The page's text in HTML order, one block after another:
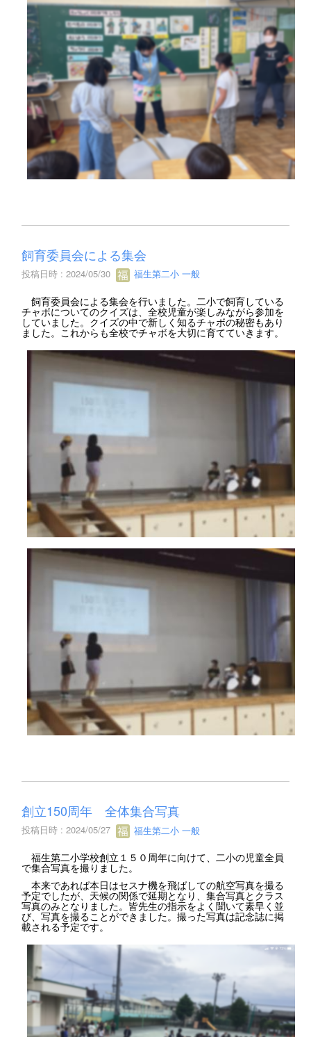
飼育委員会による集会
投稿日時 : 2024/05/30 福生第二小 一般
飼育委員会による集会を行いました。二小で飼育している
チャボについてのクイズは、全校児童が楽しみながら参加を
していました。クイズの中で新しく知るチャボの秘密もあり
ました。これからも全校でチャボを大切に育てていきます。
創立150周年 全体集合写真
投稿日時 : 2024/05/27 福生第二小 一般
福生第二小学校創立１５０周年に向けて、二小の児童全員
で集合写真を撮りました。
本来であれば本日はセスナ機を飛ばしての航空写真を撮る
予定でしたが、天候の関係で延期となり、集合写真とクラス
写真のみとなりました。皆先生の指示をよく聞いて素早く並
び、写真を撮ることができました。撮った写真は記念誌に掲
載される予定です。